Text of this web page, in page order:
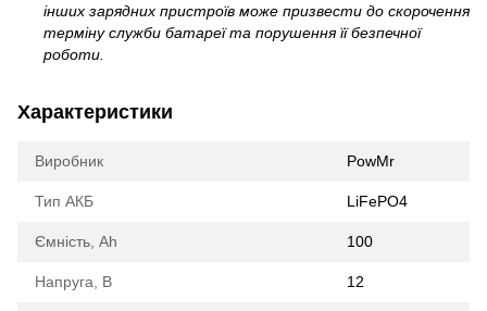
інших зарядних пристроїв може призвести до скорочення
терміну служби батареї та порушення її безпечної
роботи.
Характеристики
Виробник PowMr
Тип АКБ LiFePO4
Ємність, Аh 100
Напруга, В 12